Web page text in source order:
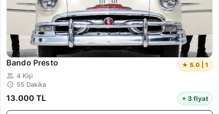
Bando Presto ★ 5.0 | 1
4 Kişi
55 Dakika
13.000 TL + 3 fiyat